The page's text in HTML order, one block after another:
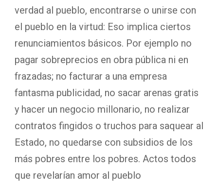
verdad al pueblo, encontrarse o unirse con
el pueblo en la virtud: Eso implica ciertos
renunciamientos básicos. Por ejemplo no
pagar sobreprecios en obra pública ni en
frazadas; no facturar a una empresa
fantasma publicidad, no sacar arenas gratis
y hacer un negocio millonario, no realizar
contratos fingidos o truchos para saquear al
Estado, no quedarse con subsidios de los
más pobres entre los pobres. Actos todos
que revelarían amor al pueblo